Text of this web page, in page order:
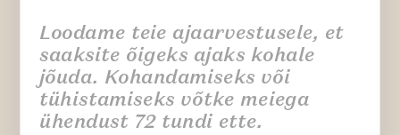
Loodame teie ajaarvestusele, et
saaksite õigeks ajaks kohale
jõuda. Kohandamiseks või
tühistamiseks võtke meiega
ühendust 72 tundi ette.